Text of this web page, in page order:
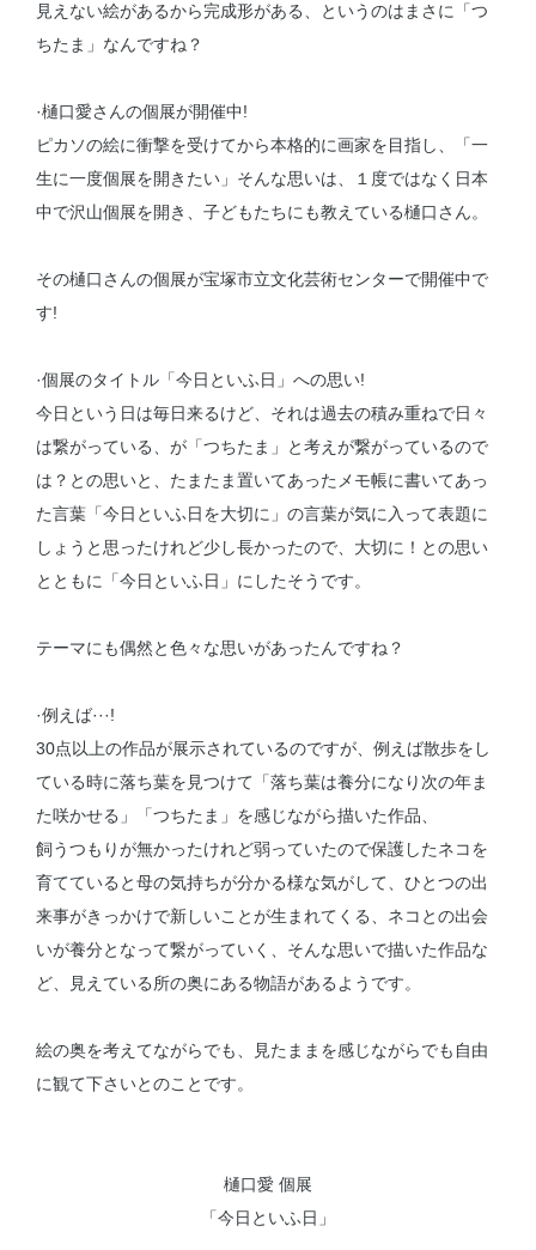
見えない絵があるから完成形がある、というのはまさに「つ
ちたま」なんですね？
·樋口愛さんの個展が開催中!
ピカソの絵に衝撃を受けてから本格的に画家を目指し、「一
生に一度個展を開きたい」そんな思いは、１度ではなく日本
中で沢山個展を開き、子どもたちにも教えている樋口さん。
その樋口さんの個展が宝塚市立文化芸術センターで開催中で
す!
·個展のタイトル「今日といふ日」への思い!
今日という日は毎日来るけど、それは過去の積み重ねで日々
は繋がっている、が「つちたま」と考えが繋がっているので
は？との思いと、たまたま置いてあったメモ帳に書いてあっ
た言葉「今日といふ日を大切に」の言葉が気に入って表題に
しょうと思ったけれど少し長かったので、大切に！との思い
とともに「今日といふ日」にしたそうです。
テーマにも偶然と色々な思いがあったんですね？
·例えば···!
30点以上の作品が展示されているのですが、例えば散歩をし
ている時に落ち葉を見つけて「落ち葉は養分になり次の年ま
た咲かせる」「つちたま」を感じながら描いた作品、
飼うつもりが無かったけれど弱っていたので保護したネコを
育てていると母の気持ちが分かる様な気がして、ひとつの出
来事がきっかけで新しいことが生まれてくる、ネコとの出会
いが養分となって繋がっていく、そんな思いで描いた作品な
ど、見えている所の奥にある物語があるようです。
絵の奥を考えてながらでも、見たままを感じながらでも自由
に観て下さいとのことです。
樋口愛 個展
「今日といふ日」